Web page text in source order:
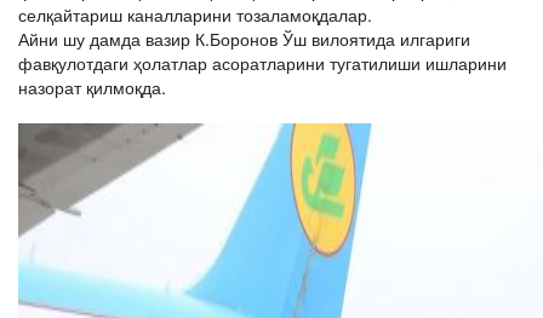
селқайтариш каналларини тозаламоқдалар.
Айни шу дамда вазир К.Боронов Ўш вилоятида илгариги
фавқулотдаги ҳолатлар асоратларини тугатилиши ишларини
назорат қилмоқда.